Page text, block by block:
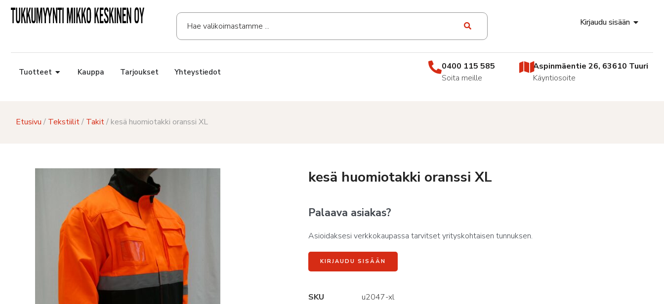
Kirjaudu sisään
Tuotteet Kauppa Tarjoukset Yhteystiedot
0400 115 585
Soita meille
Aspinmäentie 26, 63610 Tuuri
Käyntiosoite
Etusivu / Tekstiilit/ Takit/ kesä huomiotakki oranssi XL
kesä huomiotakki oranssi XL
Palaava asiakas?
Asioidaksesi verkkokaupassa tarvitset yrityskohtaisen tunnuksen.
KIRJAUDU SISÄÄN
SKU
u2047-xl